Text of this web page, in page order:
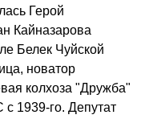
Герой
Кайназарова
Белек Чуйской
новатор
колхоза "Дружба"
1939-го. Депутат